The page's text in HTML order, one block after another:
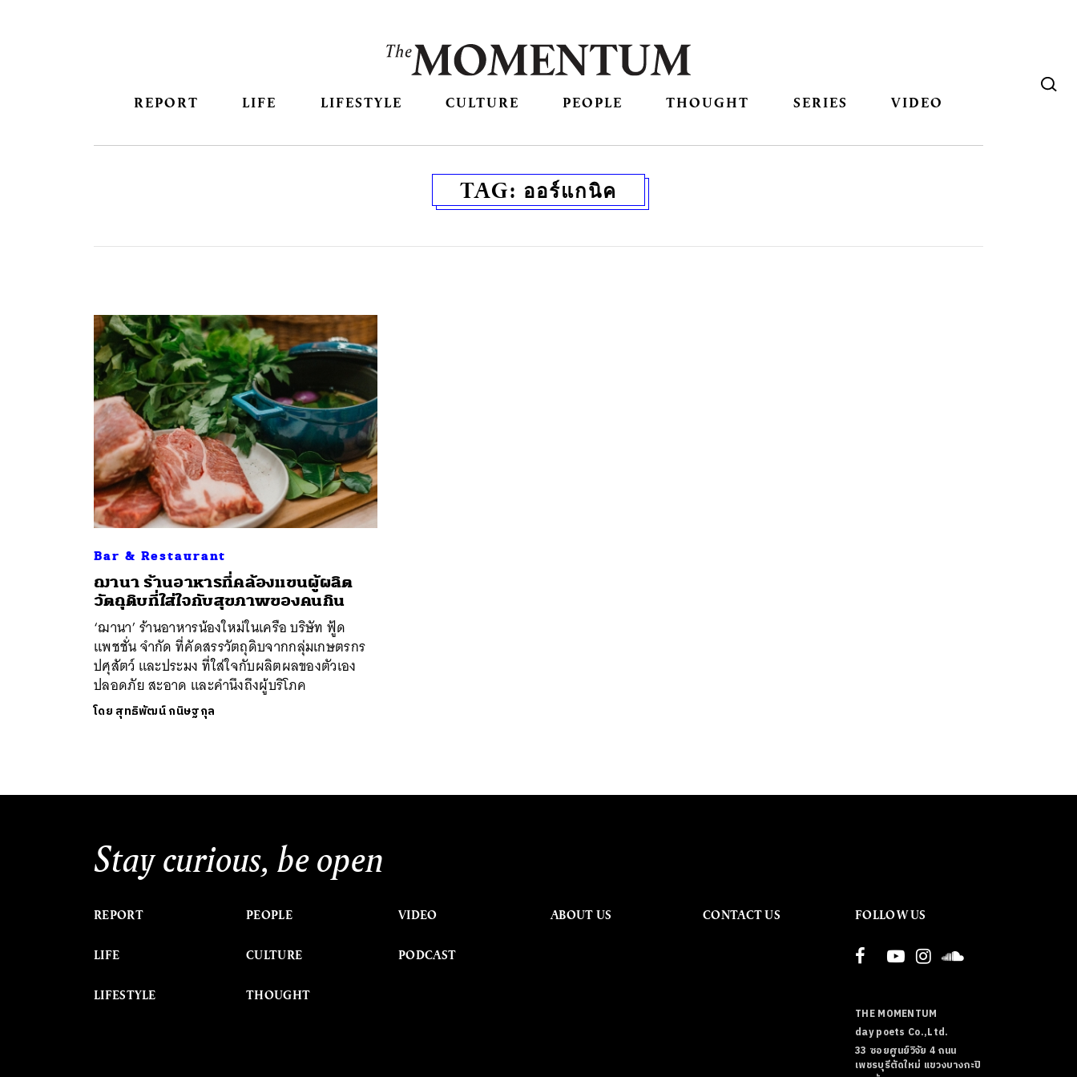
REPORT LIFE LIFESTYLE CULTURE PEOPLE THOUGHT SERIES VIDEO
TAG: ออร์แกนิค
Bar & Restaurant
ฌานา ร้านอาหารที่คล้องแขนผู้ผลิต
วัตถุดิบที่ใส่ใจกับสุขภาพของคนกิน
‘ฌานา’ ร้านอาหารน้องใหม่ในเครือ บริษัท ฟู้ด
แพชชั่น จำกัด ที่คัดสรรวัตถุดิบจากกลุ่มเกษตรกร
ปศุสัตว์ และประมง ที่ใส่ใจกับผลิตผลของตัวเอง
ปลอดภัย สะอาด และคำนึงถึงผู้บริโภค
โดย สุทธิพัฒน์ กนิษฐกุล
Stay curious, be open
REPORT
LIFE
LIFESTYLE
PEOPLE
CULTURE
THOUGHT
VIDEO
PODCAST
ABOUT US CONTACT US FOLLOW US
THE MOMENTUM
day poets Co.,Ltd.
33 ซอยศูนย์วิจัย 4 ถนน
เพชรบุรีตัดใหม่ แขวงบางกะปิ